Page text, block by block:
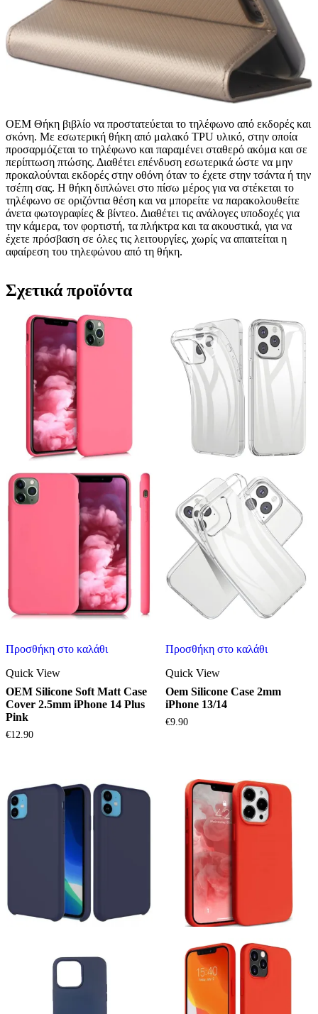
OEM Θήκη βιβλίο να προστατεύεται το τηλέφωνο από εκδορές και
σκόνη. Με εσωτερική θήκη από μαλακό TPU υλικό, στην οποία
προσαρμόζεται το τηλέφωνο και παραμένει σταθερό ακόμα και σε
περίπτωση πτώσης. Διαθέτει επένδυση εσωτερικά ώστε να μην
προκαλούνται εκδορές στην οθόνη όταν το έχετε στην τσάντα ή την
τσέπη σας. Η θήκη διπλώνει στο πίσω μέρος για να στέκεται το
τηλέφωνο σε οριζόντια θέση και να μπορείτε να παρακολουθείτε
άνετα φωτογραφίες & βίντεο. Διαθέτει τις ανάλογες υποδοχές για
την κάμερα, τον φορτιστή, τα πλήκτρα και τα ακουστικά, για να
έχετε πρόσβαση σε όλες τις λειτουργίες, χωρίς να απαιτείται η
αφαίρεση του τηλεφώνου από τη θήκη.
Σχετικά προϊόντα
Προσθήκη στο καλάθι
Quick View
OEM Silicone Soft Matt Case
Cover 2.5mm iPhone 14 Plus
Pink
€12.90
Προσθήκη στο καλάθι
Quick View
Oem Silicone Case 2mm
iPhone 13/14
€9.90